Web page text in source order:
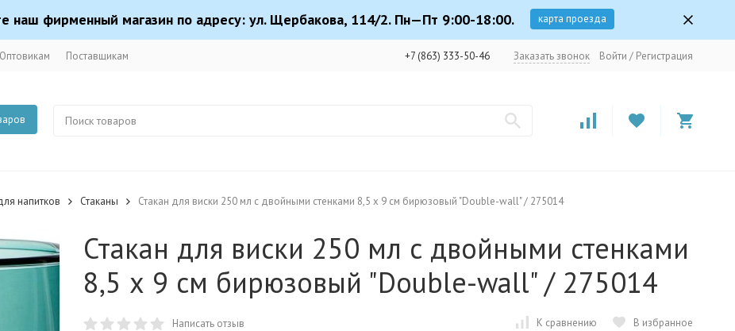
наш фирменный магазин по адресу: ул. Щербакова, 114/2. Пн—Пт 9:00-18:00. карта проезда
Оптовикам Поставщикам +7 (863) 333-50-46 Заказать звонок Войти / Регистрация
напитков Стаканы Стакан для виски 250 мл с двойными стенками 8,5 х 9 см бирюзовый "Double-wall" / 275014
Стакан для виски 250 мл с двойными стенками
8,5 х 9 см бирюзовый "Double-wall" / 275014
Написать отзыв К сравнению В избранное